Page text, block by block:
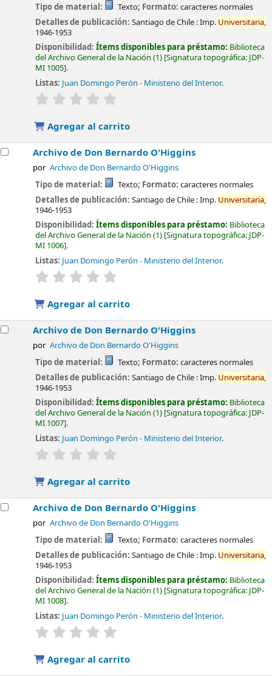
Tipo de material: Texto; Formato: caracteres normales
Detalles de publicación:Santiago de Chile :Imp. Universitaria,
1946-1953
Disponibilidad:Ítems disponibles para préstamo: Biblioteca
del Archivo General de la Nación (1) Signatura topográfica: JDP-
MI 1005 .
Listas: Juan Domingo Perón - Ministerio del Interior.
valoración
Agregar al carrito
Archivo de Don Bernardo O'Higgins
por Archivo de Don Bernardo O'Higgins
Tipo de material: Texto; Formato: caracteres normales
Detalles de publicación:Santiago de Chile :Imp. Universitaria,
1946-1953
Disponibilidad:Ítems disponibles para préstamo: Biblioteca
del Archivo General de la Nación (1) Signatura topográfica: JDP-
MI 1006 .
Listas: Juan Domingo Perón - Ministerio del Interior.
valoración
Agregar al carrito
Archivo de Don Bernardo O'Higgins
por Archivo de Don Bernardo O'Higgins
Tipo de material: Texto; Formato: caracteres normales
Detalles de publicación:Santiago de Chile :Imp. Universitaria,
1946-1953
Disponibilidad:Ítems disponibles para préstamo: Biblioteca
del Archivo General de la Nación (1) Signatura topográfica: JDP-
MI 1007 .
Listas: Juan Domingo Perón - Ministerio del Interior.
valoración
Agregar al carrito
Archivo de Don Bernardo O'Higgins
por Archivo de Don Bernardo O'Higgins
Tipo de material: Texto; Formato: caracteres normales
Detalles de publicación:Santiago de Chile :Imp. Universitaria,
1946-1953
Disponibilidad:Ítems disponibles para préstamo: Biblioteca
del Archivo General de la Nación (1) Signatura topográfica: JDP-
MI 1008 .
Listas: Juan Domingo Perón - Ministerio del Interior.
valoración
Agregar al carrito